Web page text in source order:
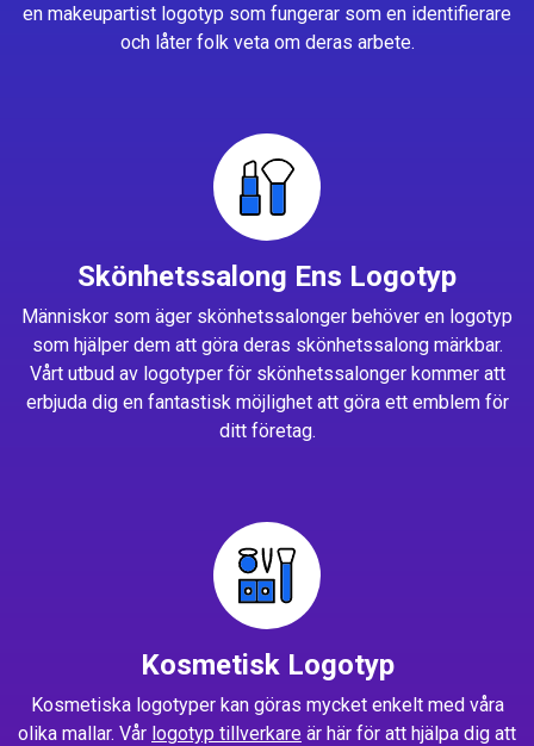
en makeupartist logotyp som fungerar som en identifierare
och låter folk veta om deras arbete.
Skönhetssalong Ens Logotyp
Människor som äger skönhetssalonger behöver en logotyp
som hjälper dem att göra deras skönhetssalong märkbar.
Vårt utbud av logotyper för skönhetssalonger kommer att
erbjuda dig en fantastisk möjlighet att göra ett emblem för
ditt företag.
Kosmetisk Logotyp
Kosmetiska logotyper kan göras mycket enkelt med våra
olika mallar. Vår logotyp tillverkare är här för att hjälpa dig att